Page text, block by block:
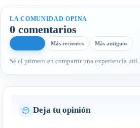
LA COMUNIDAD OPINA
0 comentarios
Más recientes Más antiguos
Sé el primero en compartir una experiencia útil.
Deja tu opinión